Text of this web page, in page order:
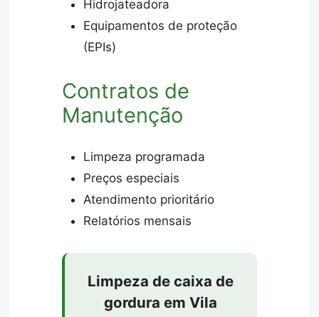
Hidrojateadora
Equipamentos de proteção
(EPIs)
Contratos de
Manutenção
Limpeza programada
Preços especiais
Atendimento prioritário
Relatórios mensais
Limpeza de caixa de
gordura em Vila